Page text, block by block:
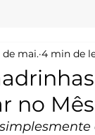
no
de mai. 4 min de